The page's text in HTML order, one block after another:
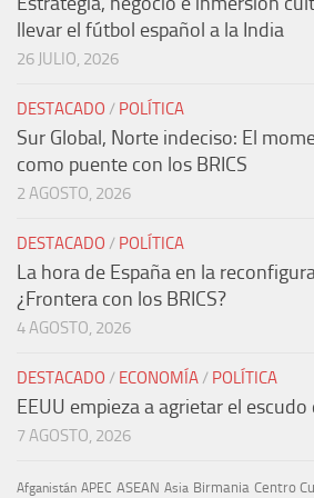
llevar el fútbol español a la India
26 JULIO, 2026
DESTACADO / POLÍTICA
Sur Global, Norte indeciso: El
como puente con los BRICS
2 AGOSTO, 2026
DESTACADO / POLÍTICA
La hora de España en la
¿Frontera con los BRICS?
4 AGOSTO, 2026
DESTACADO / ECONOMÍA/ POLÍTICA
EEUU empieza a agrietar el
7 AGOSTO, 2026
Afganistán APEC ASEAN Asia Birmania Centro